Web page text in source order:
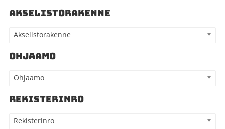
AKSELISTORAKENNE
Akselistorakenne
OHJAAMO
Ohjaamo
REKISTERINRO
Rekisterinro